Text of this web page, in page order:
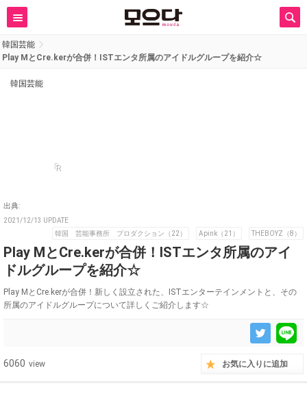
韓国芸能
Play MとCre.kerが合併！ISTエンタ所属のアイドルグループを紹介☆
韓国芸能
R
出典:
2021/12/13 UPDATE
韓国 芸能事務所 プロダクション（22）
Apink（21） THEBOYZ（8）
Play MとCre.kerが合併！ISTエンタ所属のアイ
ドルグループを紹介☆
Play MとCre.kerが合併！新しく設立された、ISTエンターテインメントと、その
所属のアイドルグループについて詳しくご紹介します☆
6060 view お気に入りに追加